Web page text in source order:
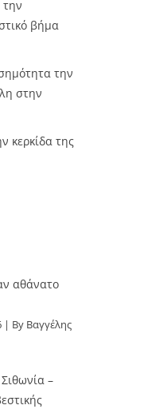
βήμα
την
στην
κερκίδα της
αθάνατο
By Βαγγέλης
–